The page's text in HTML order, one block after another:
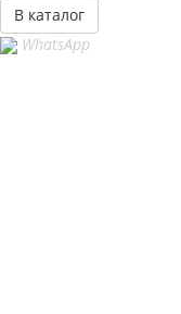
В каталог
WhatsApp